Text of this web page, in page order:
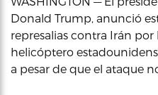
Donald Trump, anunció
represalias contra Irán
helicóptero
a pesar de que el ataque